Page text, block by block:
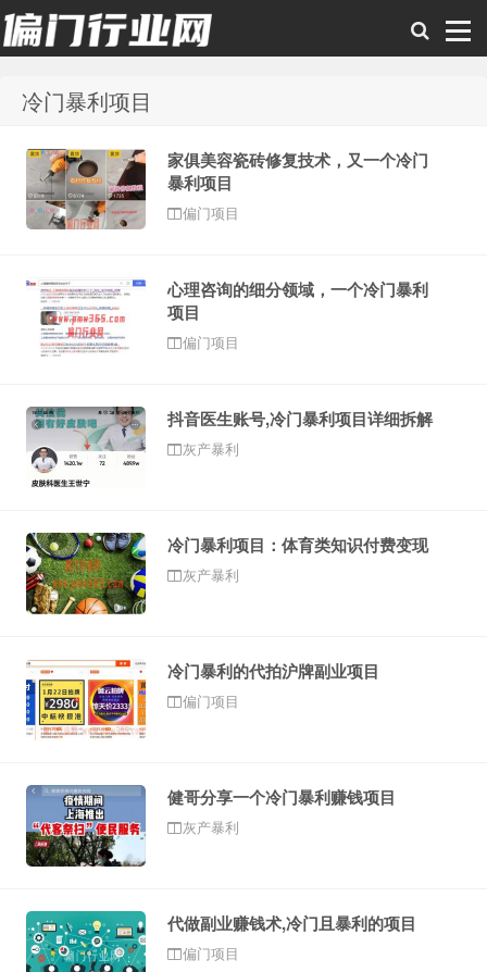
冷门暴利项目
家俱美容瓷砖修复技术，又一个冷门
暴利项目
偏门项目
心理咨询的细分领域，一个冷门暴利
项目
偏门项目
抖音医生账号,冷门暴利项目详细拆解
灰产暴利
冷门暴利项目：体育类知识付费变现
灰产暴利
冷门暴利的代拍沪牌副业项目
偏门项目
健哥分享一个冷门暴利赚钱项目
灰产暴利
代做副业赚钱术,冷门且暴利的项目
偏门项目